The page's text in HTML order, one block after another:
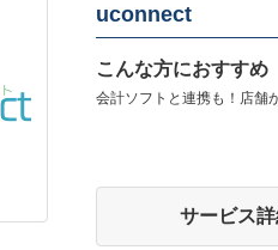
uconnect
こんな方におすすめ
会計ソフトと連携も！店舗
サービス詳